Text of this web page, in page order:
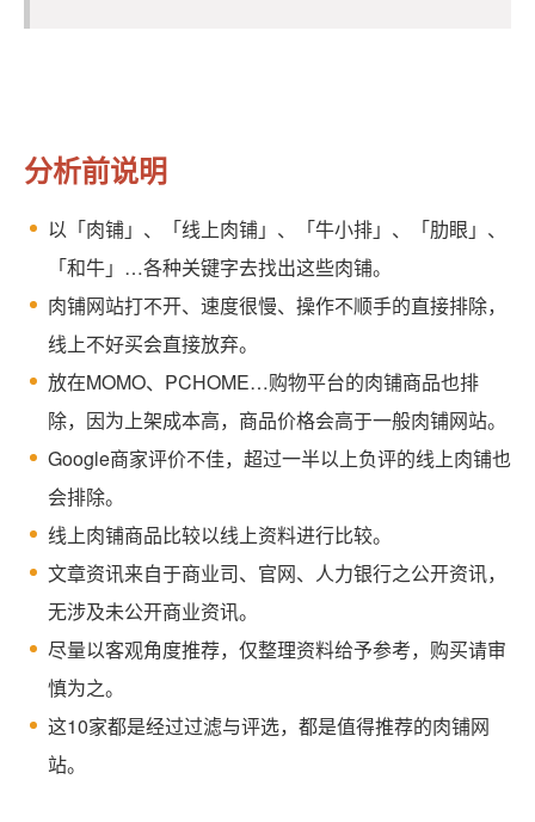
分析前说明
以「肉铺」、「线上肉铺」、「牛小排」、「肋眼」、
「和牛」…各种关键字去找出这些肉铺。
肉铺网站打不开、速度很慢、操作不顺手的直接排除，
线上不好买会直接放弃。
放在MOMO、PCHOME…购物平台的肉铺商品也排
除，因为上架成本高，商品价格会高于一般肉铺网站。
Google商家评价不佳，超过一半以上负评的线上肉铺也
会排除。
线上肉铺商品比较以线上资料进行比较。
文章资讯来自于商业司、官网、人力银行之公开资讯，
无涉及未公开商业资讯。
尽量以客观角度推荐，仅整理资料给予参考，购买请审
慎为之。
这10家都是经过过滤与评选，都是值得推荐的肉铺网
站。